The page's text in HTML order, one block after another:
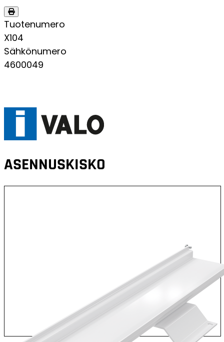
Tuotenumero
X104
Sähkönumero
4600049
ASENNUSKISKO